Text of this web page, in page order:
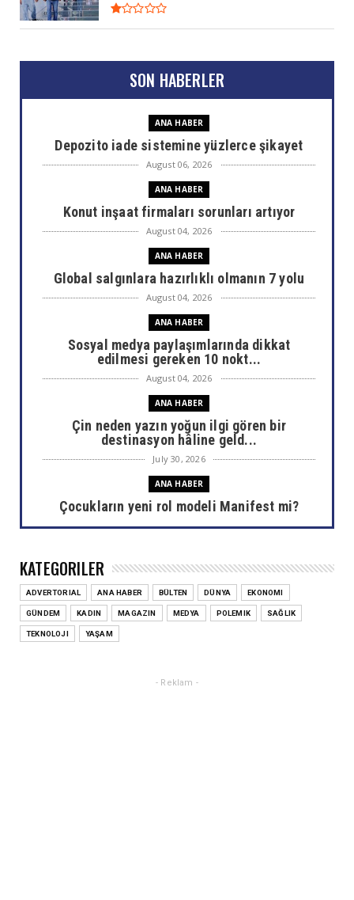
SON HABERLER
ANA HABER
Depozito iade sistemine yüzlerce şikayet
August 06, 2026
ANA HABER
Konut inşaat firmaları sorunları artıyor
August 04, 2026
ANA HABER
Global salgınlara hazırlıklı olmanın 7 yolu
August 04, 2026
ANA HABER
Sosyal medya paylaşımlarında dikkat
edilmesi gereken 10 nokt...
August 04, 2026
ANA HABER
Çin neden yazın yoğun ilgi gören bir
destinasyon hâline geld...
July 30, 2026
ANA HABER
Çocukların yeni rol modeli Manifest mi?
July 30, 2026
Areda Survey araştırdı: AHBAP sonrası bağış
haritası değişti
July 30, 2026
July 29, 2026
KATEGORILER
ADVERTORIAL ANA HABER BÜLTEN DÜNYA EKONOMI
GÜNDEM KADIN MAGAZIN MEDYA POLEMIK SAĞLIK
TEKNOLOJI YAŞAM
- Reklam -